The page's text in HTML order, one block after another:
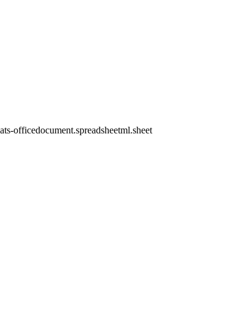
officedocument.spreadsheetml.sheet